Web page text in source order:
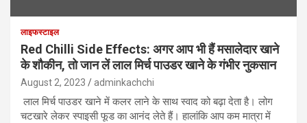
लाइफस्टाइल
Red Chilli Side Effects: अगर आप भी हैं मसालेदार खाने
के शौकीन, तो जान लें लाल मिर्च पाउडर खाने के गंभीर नुकसान
August 2, 2023 adminkachchi
लाल मिर्च पाउडर खाने में कलर लाने के साथ स्वाद को बढ़ा देता है। लोग
चटखारे लेकर स्पाइसी फूड का आनंद लेते हैं। हालांकि आप कम मात्रा में